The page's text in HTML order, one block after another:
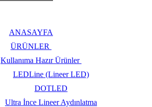
ANASAYFA
ÜRÜNLER
Kullanıma Hazır Ürünler
LEDLine (Lineer LED)
DOTLED
Ultra İnce Lineer Aydınlatma